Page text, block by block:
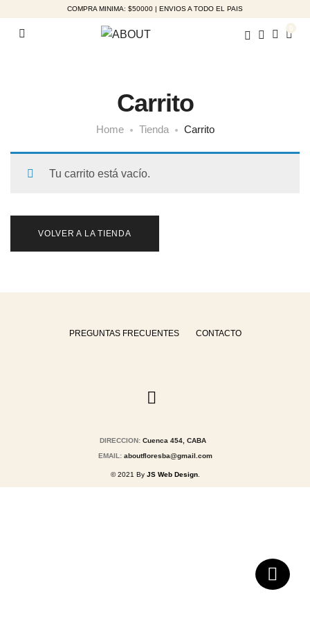
COMPRA MINIMA: $50000 | ENVIOS A TODO EL PAIS
0
Carrito
Home Tienda Carrito
Tu carrito está vacío.
VOLVER A LA TIENDA
PREGUNTAS FRECUENTES CONTACTO
DIRECCION: Cuenca 454, CABA
EMAIL: aboutfloresba@gmail.com
© 2021 By JS Web Design.